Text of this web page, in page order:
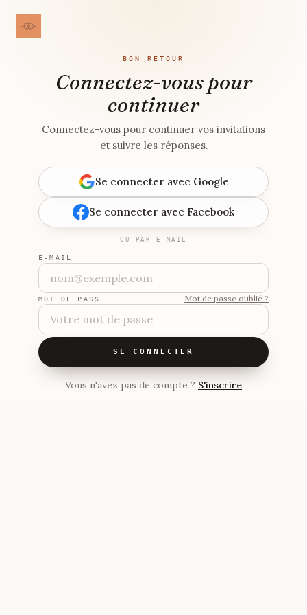
BON RETOUR
Connectez-vous pour
continuer
Connectez-vous pour continuer vos invitations
et suivre les réponses.
Se connecter avec Google
Se connecter avec Facebook
OU PAR E-MAIL
E-MAIL
MOT DE PASSE Mot de passe oublié ?
SE CONNECTER
Vous n'avez pas de compte ? S'inscrire